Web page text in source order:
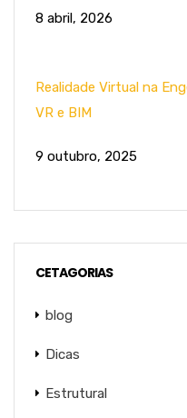
8 abril, 2026
Realidade Virtual na
VR e BIM
9 outubro, 2025
CETAGORIAS
blog
Dicas
Estrutural